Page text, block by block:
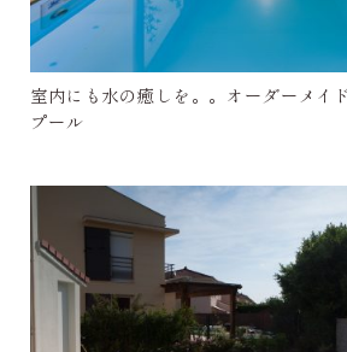
室内にも水の癒しを。。オーダーメイ
プール